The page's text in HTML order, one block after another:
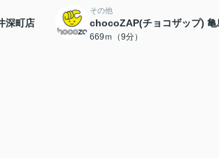
深町店
その他
chocoZAP(チョコザップ) 亀
669ｍ（9分）